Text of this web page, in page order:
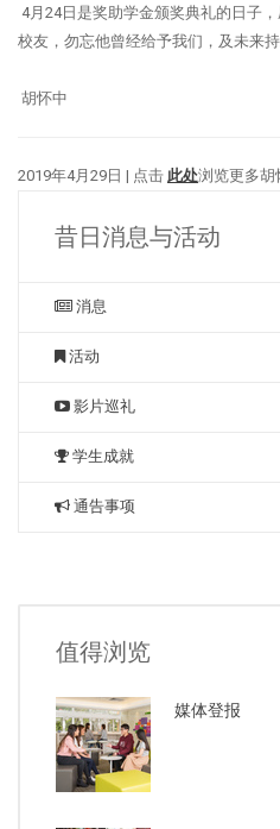
4月24日是奖助学金颁奖典礼的日子
校友，勿忘他曾经给予我们，及未来
胡怀中
2019年4月29日 | 点击 此处浏览更多胡
昔日消息与活动
消息
活动
影片巡礼
学生成就
通告事项
值得浏览
媒体登报